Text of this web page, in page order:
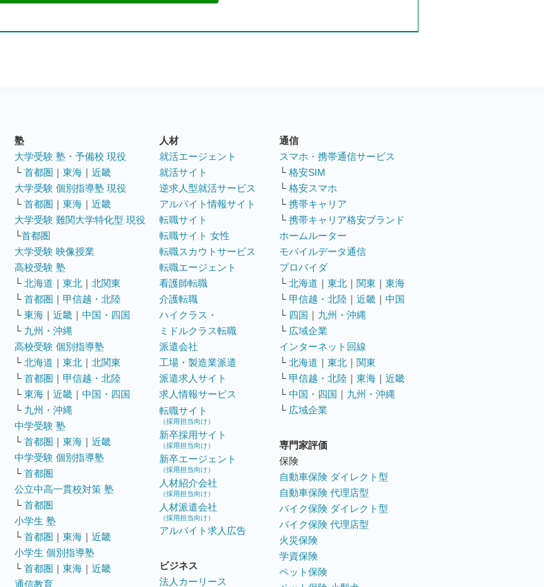
塾
大学受験 塾・予備校 現役
└ 首都圏 ｜ 東海 ｜ 近畿
大学受験 個別指導塾 現役
└ 首都圏 ｜ 東海 ｜ 近畿
大学受験 難関大学特化型 現役
└首都圏
大学受験 映像授業
高校受験 塾
└ 北海道 ｜ 東北 ｜ 北関東
└ 首都圏 ｜ 甲信越・北陸
└ 東海 ｜ 近畿 ｜ 中国・四国
└ 九州・沖縄
高校受験 個別指導塾
└ 北海道 ｜ 東北 ｜ 北関東
└ 首都圏 ｜ 甲信越・北陸
└ 東海 ｜ 近畿 ｜ 中国・四国
└ 九州・沖縄
中学受験 塾
└ 首都圏 ｜ 東海 ｜ 近畿
中学受験 個別指導塾
└ 首都圏
公立中高一貫校対策 塾
└ 首都圏
小学生 塾
└ 首都圏 ｜ 東海 ｜ 近畿
小学生 個別指導塾
└ 首都圏 ｜ 東海 ｜ 近畿
通信教育
人材
就活エージェント
就活サイト
逆求人型就活サービス
アルバイト情報サイト
転職サイト
転職サイト 女性
転職スカウトサービス
転職エージェント
看護師転職
介護転職
ハイクラス・
ミドルクラス転職
派遣会社
工場・製造業派遣
派遣求人サイト
求人情報サービス
転職サイト
（採用担当向け）
新卒採用サイト
（採用担当向け）
新卒エージェント
（採用担当向け）
人材紹介会社
（採用担当向け）
人材派遣会社
（採用担当向け）
アルバイト求人広告
ビジネス
法人カーリース
通信
スマホ・携帯通信サービス
└ 格安SIM
└ 格安スマホ
└ 携帯キャリア
└ 携帯キャリア格安ブランド
ホームルーター
モバイルデータ通信
プロバイダ
└ 北海道 ｜ 東北 ｜ 関東 ｜ 東海
└ 甲信越・北陸 ｜ 近畿 ｜ 中国
└ 四国 ｜ 九州・沖縄
└ 広域企業
インターネット回線
└ 北海道 ｜ 東北 ｜ 関東
└ 甲信越・北陸 ｜ 東海 ｜ 近畿
└ 中国・四国 ｜ 九州・沖縄
└ 広域企業
専門家評価
保険
自動車保険 ダイレクト型
自動車保険 代理店型
バイク保険 ダイレクト型
バイク保険 代理店型
火災保険
学資保険
ペット保険